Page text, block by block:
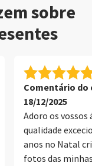
sobre
Comentário do
18/12/2025
Adoro os
qualidade
anos no Natal
fotos das